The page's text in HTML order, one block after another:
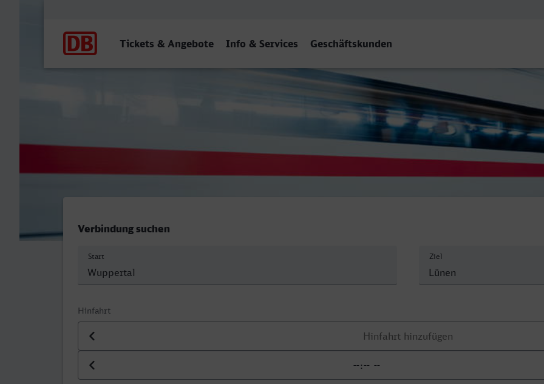
Tickets & Angebote Info & Services Geschäftskunden
Wuppertal Hbf - Lünen Hbf
Verbindung suchen
Start Ziel
Hinfahrt
Datum der Hinfahrt
Uhrzeit der Hinfahrt